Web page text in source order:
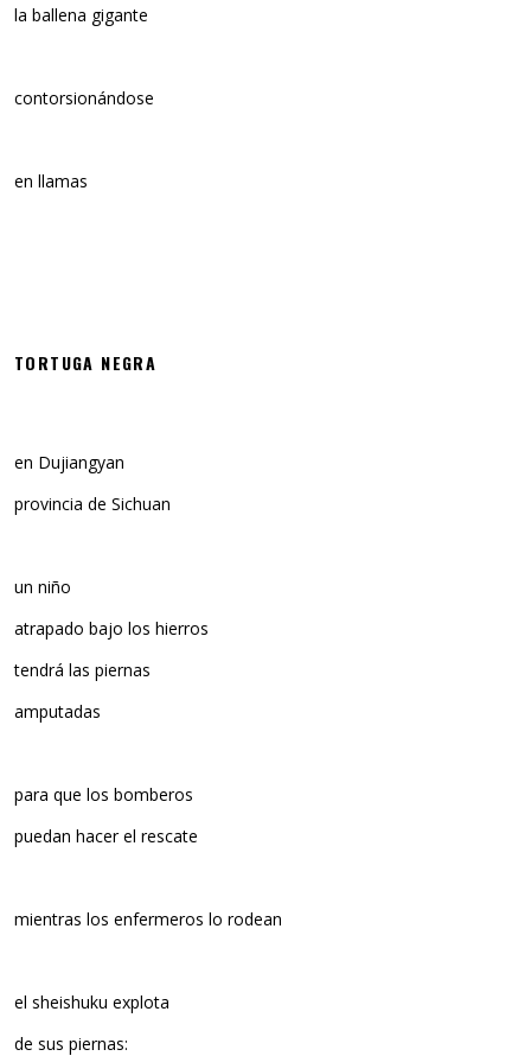
la ballena gigante
contorsionándose
en llamas
TORTUGA NEGRA
en Dujiangyan
provincia de Sichuan
un niño
atrapado bajo los hierros
tendrá las piernas
amputadas
para que los bomberos
puedan hacer el rescate
mientras los enfermeros lo rodean
el sheishuku explota
de sus piernas: